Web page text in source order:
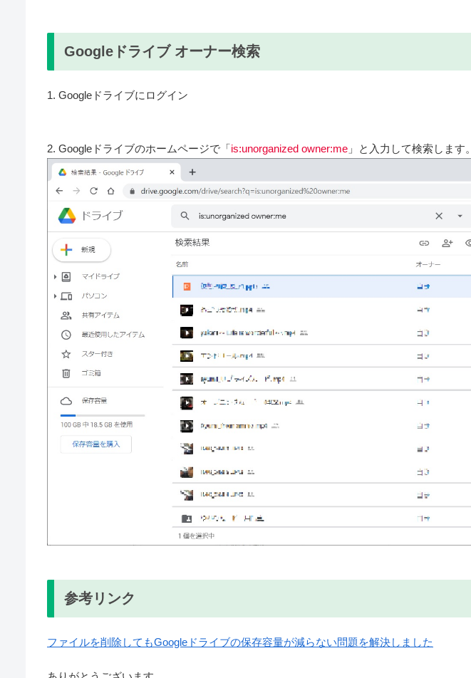
Googleドライブ オーナー検索
1. Googleドライブにログイン
2. Googleドライブのホームページで「 is:unorganized owner:me 」と入力して検索します。
参考リンク
ファイルを削除してもGoogleドライブの保存容量が減らない問題を解決しました